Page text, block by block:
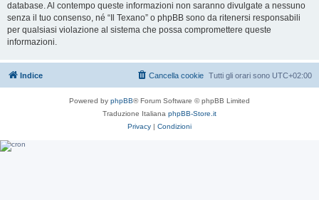
database. Al contempo queste informazioni non saranno divulgate a nessuno
senza il tuo consenso, né “Il Texano” o phpBB sono da ritenersi responsabili
per qualsiasi violazione al sistema che possa compromettere queste
informazioni.
Indice Tutti gli orari sono UTC+02:00
Cancella cookie
Powered by phpBB® Forum Software © phpBB Limited
Traduzione Italiana phpBB-Store.it
Privacy | Condizioni